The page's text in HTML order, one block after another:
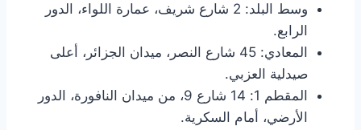
وسط البلد: 2 شارع شريف، عمارة اللواء، الدور
الرابع.
المعادي: 45 شارع النصر، ميدان الجزائر، أعلى
صيدلية العزبي.
المقطم 1: 14 شارع 9، من ميدان النافورة، الدور
الأرضي، أمام السكرية.